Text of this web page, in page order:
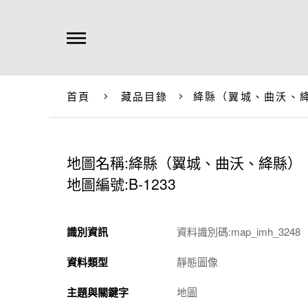
首頁 藏品目錄 絳縣（翼城、曲沃、
地圖名稱:絳縣（翼城、曲沃、絳縣）
地圖編號:B-1233
識別資訊 資料識別碼:map_imh_3248
資料類型 靜態圖像
主題與關鍵字 地圖